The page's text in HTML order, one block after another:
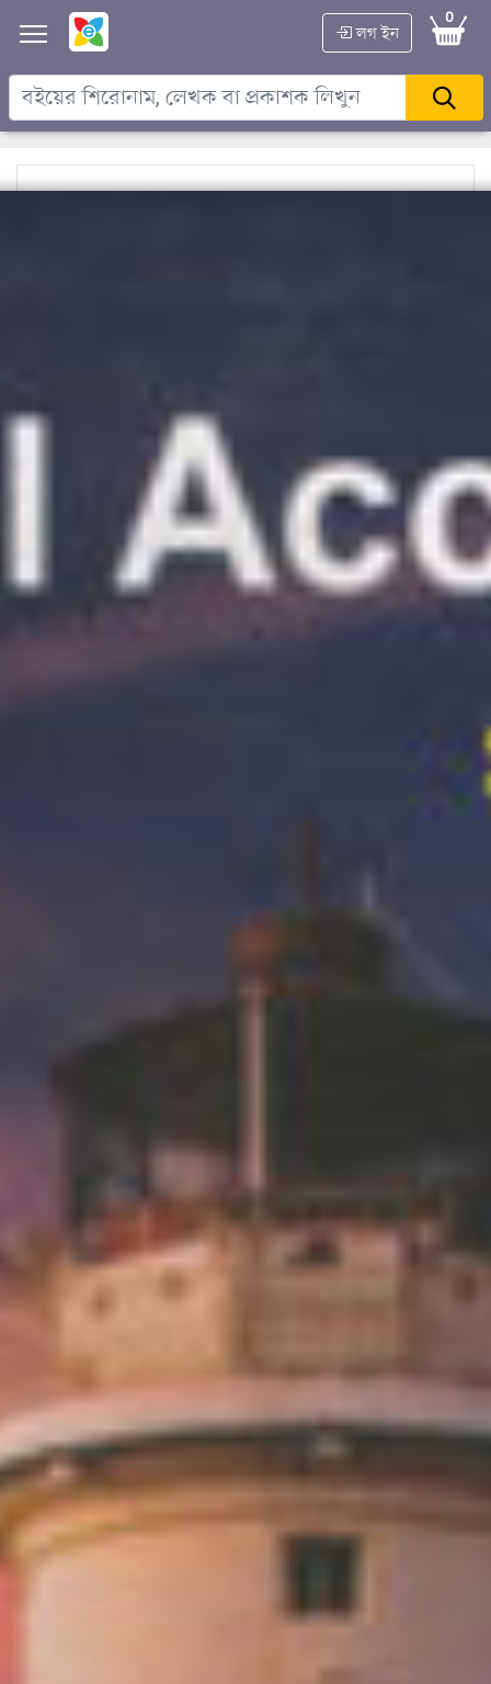
লগ ইন
0